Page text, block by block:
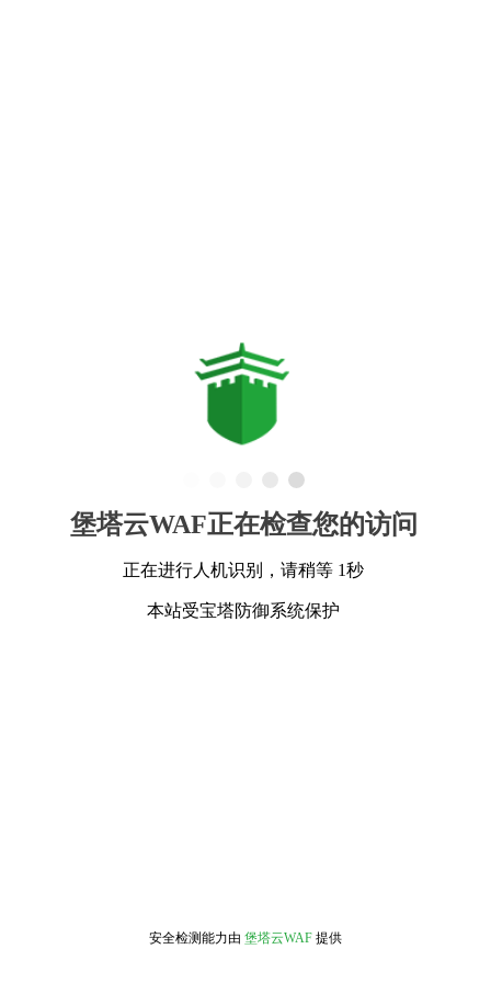
堡塔云WAF正在检查您的访问
正在进行人机识别，请稍等 1秒
本站受宝塔防御系统保护
安全检测能力由 堡塔云WAF 提供